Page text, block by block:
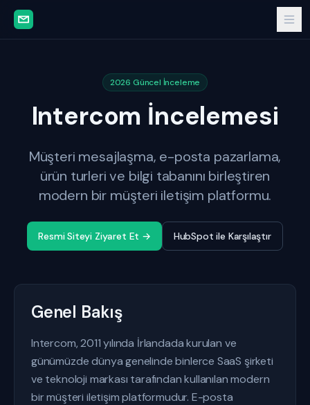
2026 Güncel İnceleme
Intercom İncelemesi
Müşteri mesajlaşma, e-posta pazarlama,
ürün turleri ve bilgi tabanını birleştiren
modern bir müşteri iletişim platformu.
Resmi Siteyi Ziyaret Et → HubSpot ile Karşılaştır
Genel Bakış
Intercom, 2011 yılında İrlandada kurulan ve
günümüzde dünya genelinde binlerce SaaS şirketi
ve teknoloji markası tarafından kullanılan modern
bir müşteri iletişim platformudur. E-posta